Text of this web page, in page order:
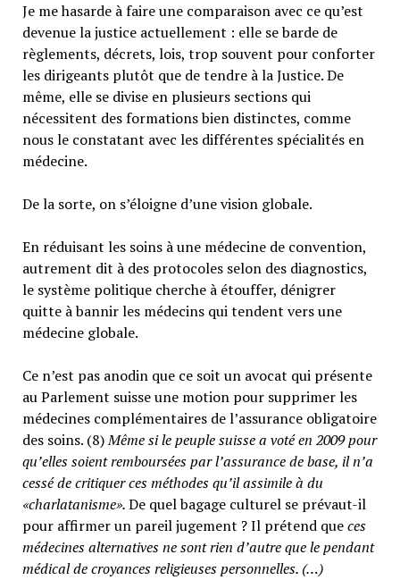
Je me hasarde à faire une comparaison avec ce qu’est
devenue la justice actuellement : elle se barde de
règlements, décrets, lois, trop souvent pour conforter
les dirigeants plutôt que de tendre à la Justice. De
même, elle se divise en plusieurs sections qui
nécessitent des formations bien distinctes, comme
nous le constatant avec les différentes spécialités en
médecine.
De la sorte, on s’éloigne d’une vision globale.
En réduisant les soins à une médecine de convention,
autrement dit à des protocoles selon des diagnostics,
le système politique cherche à étouffer, dénigrer
quitte à bannir les médecins qui tendent vers une
médecine globale.
Ce n’est pas anodin que ce soit un avocat qui présente
au Parlement suisse une motion pour supprimer les
médecines complémentaires de l’assurance obligatoire
des soins. (8)Même si le peuple suisse a voté en 2009 pour
qu’elles soient remboursées par l’assurance de base, il n’a
cessé de critiquer ces méthodes qu’il assimile à du
«charlatanisme».De quel bagage culturel se prévaut-il
pour affirmer un pareil jugement ? Il prétend queces
médecines alternatives ne sont rien d’autre que le pendant
médical de croyances religieuses personnelles. (…)